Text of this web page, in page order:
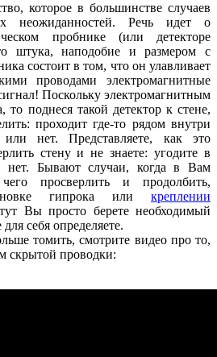
которое в большинстве случаев
неожиданностей. Речь идет о
пробнике (или детекторе
штука, наподобие и размером с
состоит в том, что он улавливает
проводами электромагнитные
Поскольку электромагнитным
поднеся такой детектор к стене,
проходит где-то рядом внутри
или нет. Представляете, как это
стену и не знаете: угодите в
нет. Бывают случаи, когда в Вам
просверлить и продолбить,
гипрока или креплении
Вы просто берете необходимый
себя определяете.
томить, смотрите видео про то,
скрытой проводки: